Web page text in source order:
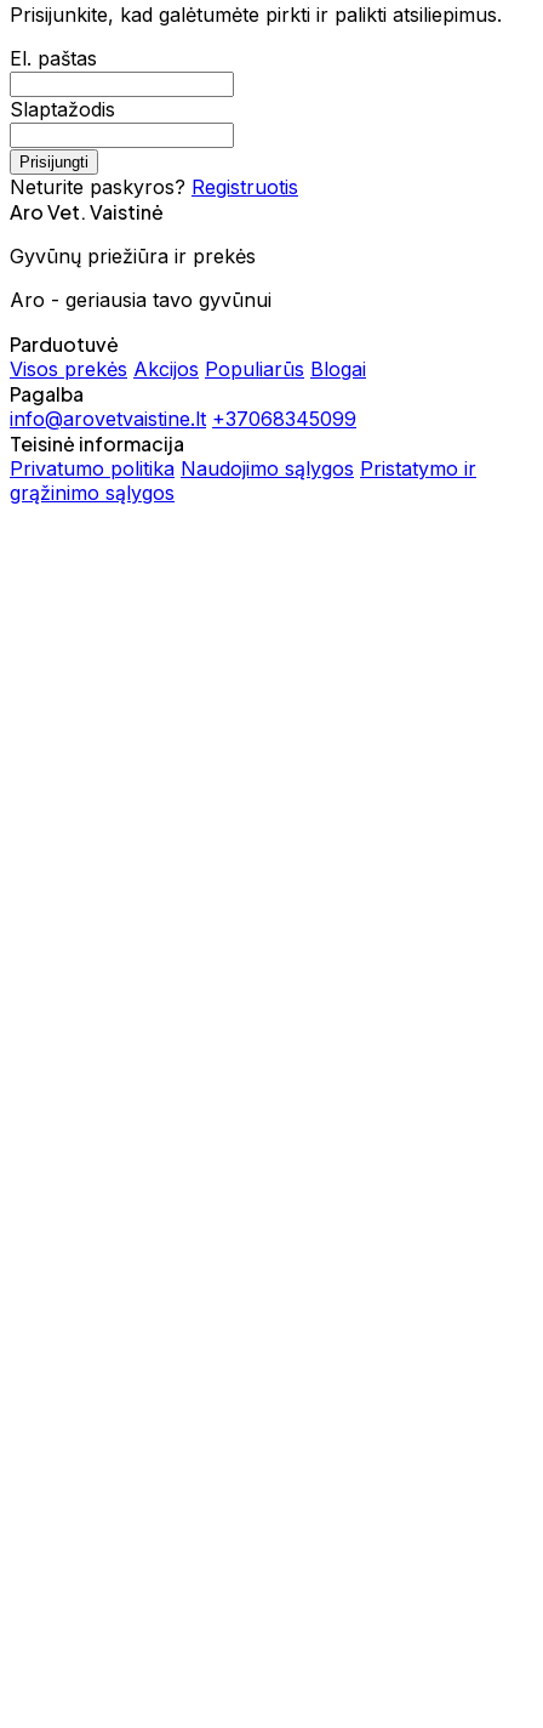
Prisijunkite, kad galėtumėte pirkti ir palikti atsiliepimus.
El. paštas
Slaptažodis
Prisijungti
Neturite paskyros? Registruotis
Aro Vet. Vaistinė
Gyvūnų priežiūra ir prekės
Aro - geriausia tavo gyvūnui
Parduotuvė
Visos prekės Akcijos Populiarūs Blogai
Pagalba
info@arovetvaistine.lt +37068345099
Teisinė informacija
Privatumo politika Naudojimo sąlygos Pristatymo ir
grąžinimo sąlygos